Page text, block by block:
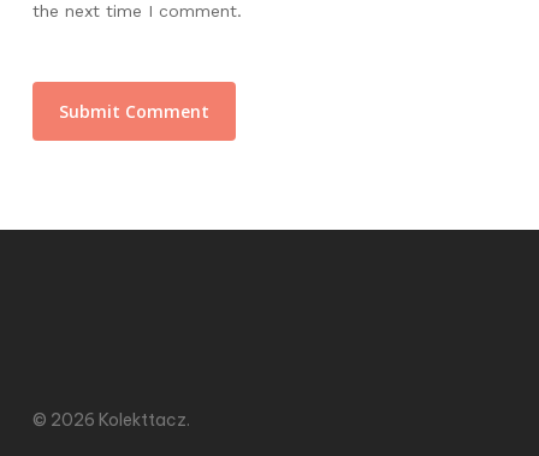
the next time I comment.
© 2026 Kolekttacz.